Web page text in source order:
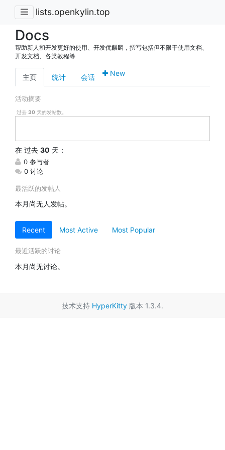
lists.openkylin.top
Docs
帮助新人和开发更好的使用、开发优麒麟，撰写包括但不限于使用文档、
开发文档、各类教程等
主页 统计 会话 New
活动摘要
过去 30天的发帖数。
在 过去 30 天：
0 参与者
0 讨论
最活跃的发帖人
本月尚无人发帖。
Recent Most Active Most Popular
最近活跃的讨论
本月尚无讨论。
技术支持 HyperKitty 版本 1.3.4.